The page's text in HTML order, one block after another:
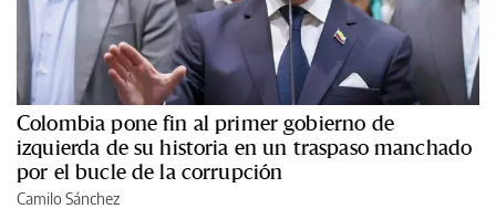
Colombia pone fin al primer gobierno de
izquierda de su historia en un traspaso manchado
por el bucle de la corrupción
Camilo Sánchez